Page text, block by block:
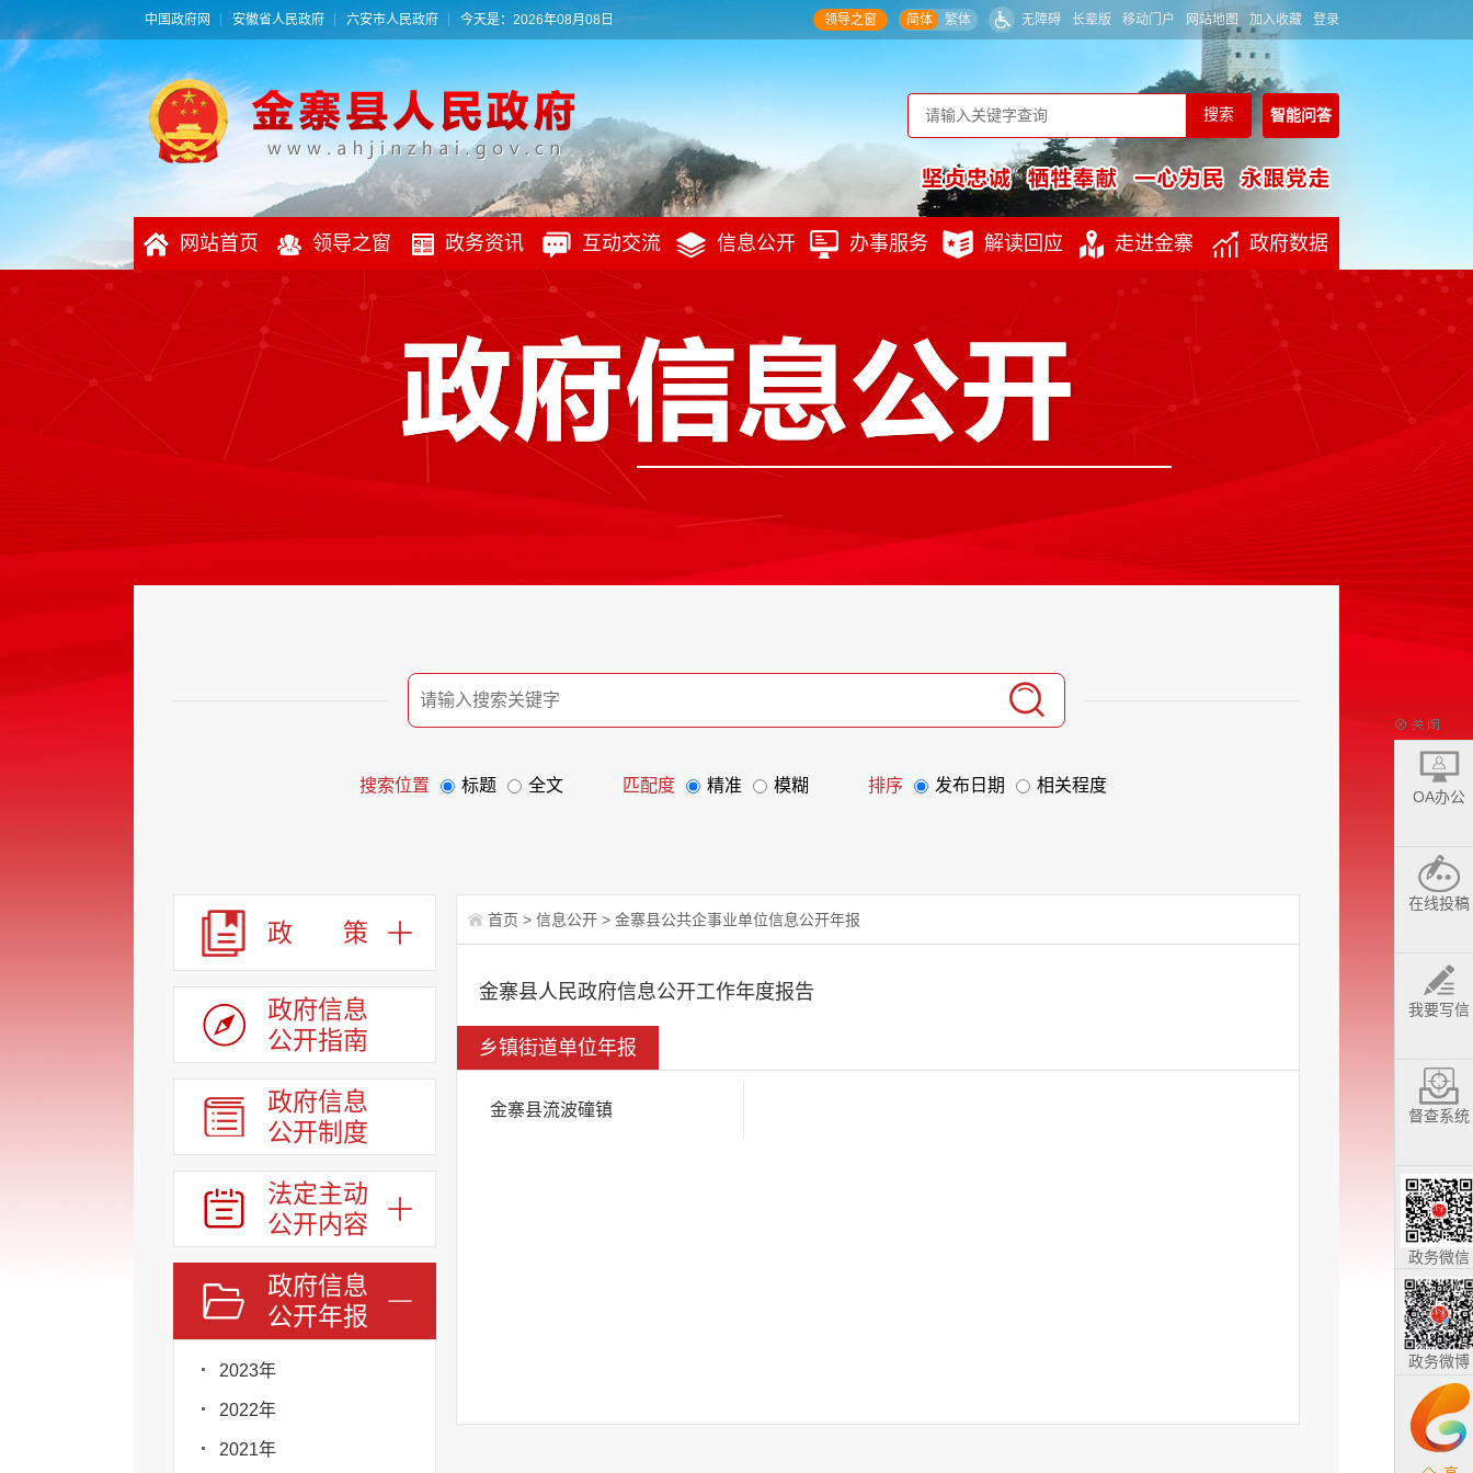
中国政府网 安徽省人民政府 六安市人民政府 今天是：2026年08月08日 领导之窗 简体 繁体 无障碍 长辈版 移动门户 网站地图 加入收藏 登录
智能问答
网站首页 领导之窗 政务资讯 互动交流 信息公开 办事服务 解读回应 走进金寨 政府数据
搜索位置 标题 全文 匹配度 精准 模糊 排序 发布日期 相关程度
政 策
政府信息
公开指南
政府信息
公开制度
法定主动
公开内容
政府信息
公开年报
2023年
2022年
2021年
首页 > 信息公开 > 金寨县公共企事业单位信息公开年报
金寨县人民政府信息公开工作年度报告
乡镇街道单位年报
金寨县流波䃥镇
OA办公
在线投稿
我要写信
督查系统
政务微信
政务微博